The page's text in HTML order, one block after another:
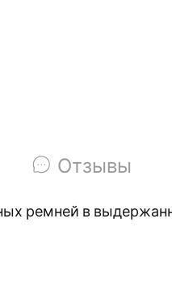
Отзывы
ремней в